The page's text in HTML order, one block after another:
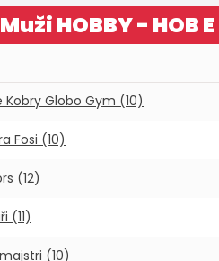
Muži HOBBY - HOB E
Kobry Globo Gym (10)
Fosi (10)
(12)
(11)
(10)